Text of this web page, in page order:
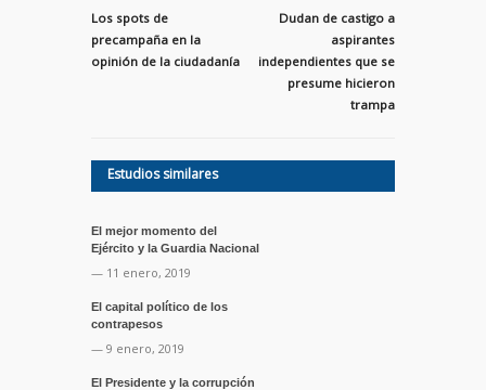
Los spots de
precampaña en la
opinión de la ciudadanía
Dudan de castigo a
aspirantes
independientes que se
presume hicieron
trampa
Estudios similares
El mejor momento del
Ejército y la Guardia Nacional
— 11 enero, 2019
El capital político de los
contrapesos
— 9 enero, 2019
El Presidente y la corrupción